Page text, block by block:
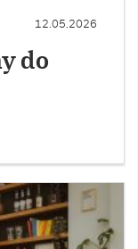
12.05.2026
do